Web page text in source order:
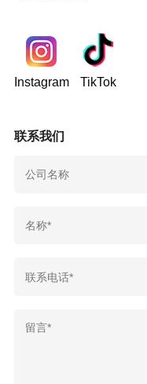
Instagram TikTok
联系我们